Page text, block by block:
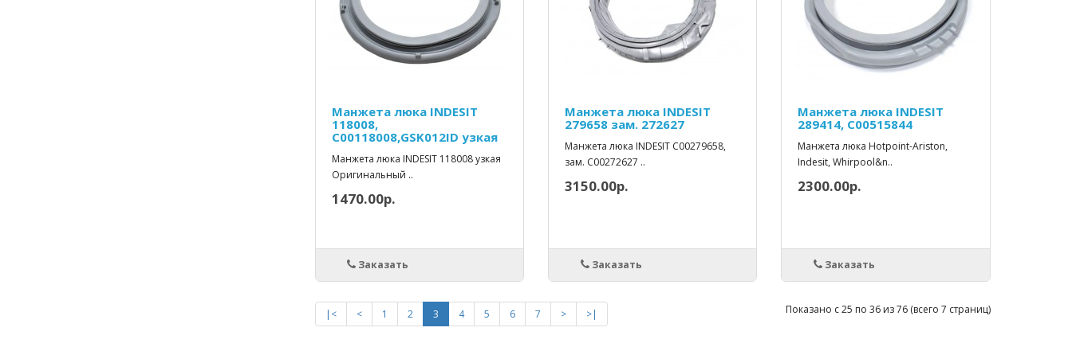
Манжета люка INDESIT
118008,
C00118008,GSK012ID узкая
Манжета люка INDESIT 118008 узкая
Оригинальный ..
1470.00р.
Заказать
Манжета люка INDESIT
279658 зам. 272627
Манжета люка INDESIT C00279658,
зам. C00272627 ..
3150.00р.
Заказать
Манжета люка INDESIT
289414, C00515844
Манжета люка Hotpoint-Ariston,
Indesit, Whirpool&n..
2300.00р.
Заказать
|< < 1 2 3 4 5 6 7 > >| Показано с 25 по 36 из 76 (всего 7 страниц)